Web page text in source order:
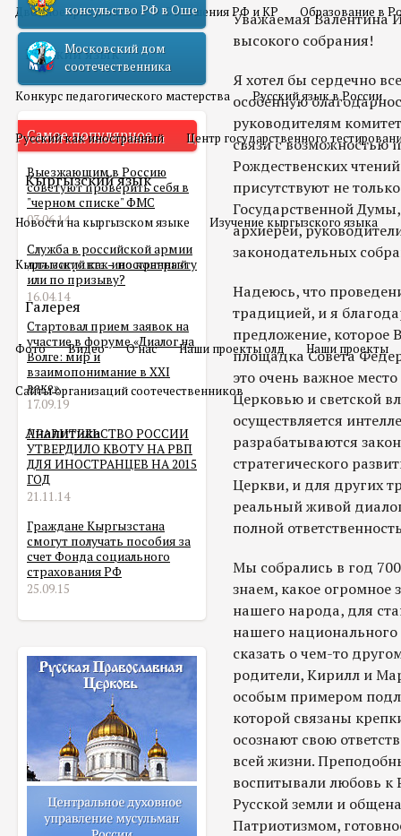
Двойное гражданство Отношения РФ и КР Образование в
Русский язык
Конкурс педагогического мастерства Русский язык в России
Русский как иностранный Центр государственного
Кыргызский язык
Новости на кыргызском языке Изучение кыргызского языка
Кыргызский как иностранный
Галерея
Фото Видео О нас Наши проекты олд Наши проекты
Сайты организаций соотечественников
Аналитика
консульство РФ в Оше
Московский дом
соотечественника
Самое популярное
Выезжающим в Россию
советуют проверить себя в
"черном списке" ФМС
03.06.14
Служба в российской армии
для мигранта – по контракту
или по призыву?
16.04.14
Стартовал прием заявок на
участие в форуме «Диалог на
Волге: мир и
взаимопонимание в XXI
веке»
17.09.19
ПРАВИТЕЛЬСТВО РОССИИ
УТВЕРДИЛО КВОТУ НА РВП
ДЛЯ ИНОСТРАНЦЕВ НА 2015
ГОД
21.11.14
Граждане Кыргызстана
смогут получать пособия за
счет Фонда социального
страхования РФ
25.09.15
Уважаемая Валентина
высокого собрания!
Я хотел бы сердечно
особенную
руководителям
связи с возможностью
Рождественских
присутствуют не
Государственной
архиереи,
законодательных
Надеюсь, что
традицией, и я
предложение, которое
площадка Совета
это очень важное
Церковью и светской
осуществляется
разрабатываются
стратегического
Церкви, и для других
реальный живой
полной
Мы собрались в год
знаем, какое огромное
нашего народа, для
нашего национального
сказать о чем-то
родители, Кирилл и
особым примером
которой связаны
осознают свою
всей жизни.
воспитывали любовь к
Русской земли и
Патриотизмом,